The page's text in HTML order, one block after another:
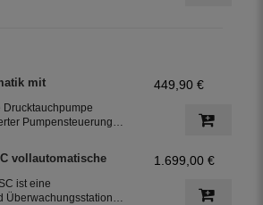
mit
Drucktauchpumpe
Pumpensteuerung
aus den Zisternen für
449,90 €
vollautomatische
ist eine
Überwachungsstation
1.699,00 €